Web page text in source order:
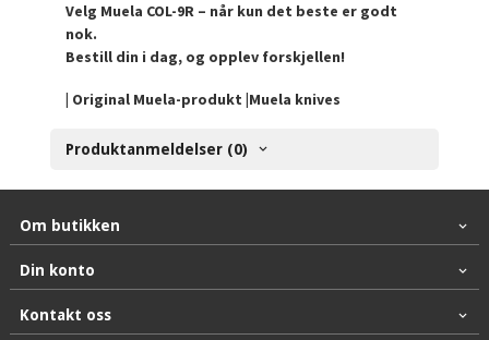
Velg Muela COL-9R – når kun det beste er godt
nok.
Bestill din i dag, og opplev forskjellen!
| Original Muela-produkt |Muela knives
Produktanmeldelser (0)
Om butikken
Din konto
Kontakt oss